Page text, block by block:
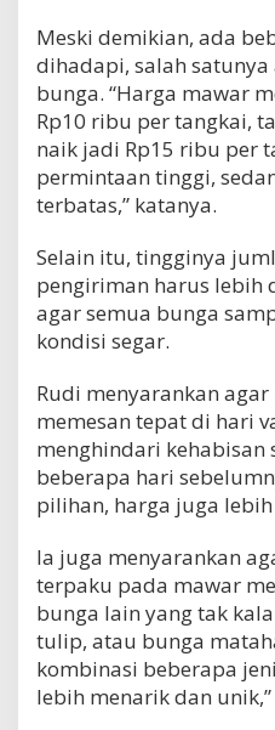
Meski demikian, ada
dihadapi, salah
bunga. “Harga mawar
Rp10 ribu per tangkai,
naik jadi Rp15 ribu per
permintaan tinggi,
terbatas,” katanya.
Selain itu, tingginya
pengiriman harus lebih
agar semua bunga
kondisi segar.
Rudi menyarankan
memesan tepat di hari
menghindari kehabisan
beberapa hari
pilihan, harga juga
Ia juga menyarankan
terpaku pada mawar
bunga lain yang tak
tulip, atau bunga
kombinasi beberapa
lebih menarik dan